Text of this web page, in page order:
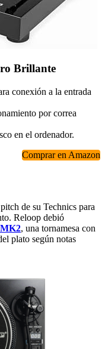
Brillante
conexión a la entrada
por correa
en el ordenador.
Comprar en Amazon
de su Technics para
Reloop debió
MK2, una tornamesa con
plato según notas